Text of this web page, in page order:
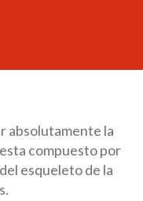
absolutamente la
compuesto por
esqueleto de la